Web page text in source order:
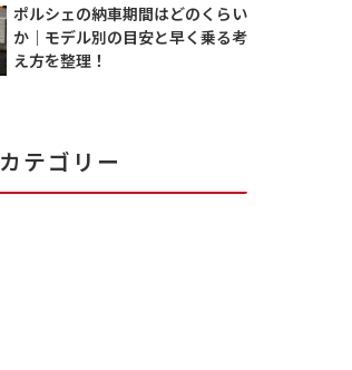
ポルシェの納車期間はどのくらい
か｜モデル別の目安と早く乗る考
え方を整理！
カテゴリー